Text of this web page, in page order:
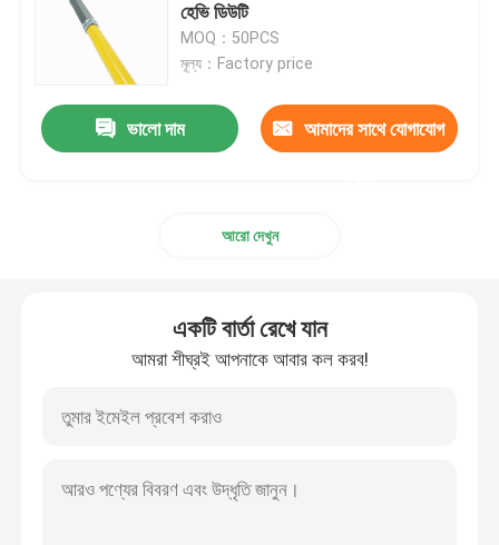
আমাদের সম্বন্ধে
আমাদের সাথে যোগাযোগ
হেভি ডিউটি
MOQ：50PCS
মূল্য：Factory price
ভালো দাম আমাদের সাথে যোগাযোগ
আরো দেখুন
একটি বার্তা রেখে যান
আমরা শীঘ্রই আপনাকে আবার কল করব!